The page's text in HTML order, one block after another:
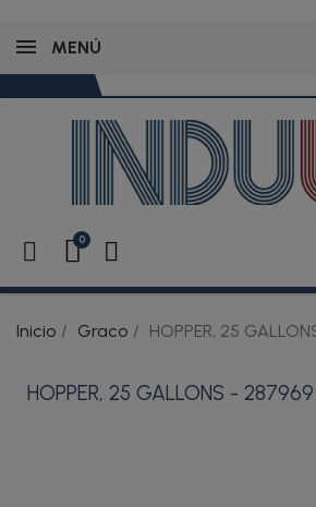
MENÚ
Inicio Graco HOPPER, 25
HOPPER, 25 GALLONS -